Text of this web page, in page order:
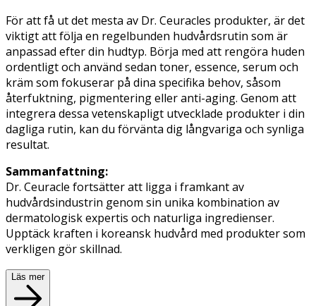
För att få ut det mesta av Dr. Ceuracles produkter, är det
viktigt att följa en regelbunden hudvårdsrutin som är
anpassad efter din hudtyp. Börja med att rengöra huden
ordentligt och använd sedan toner, essence, serum och
kräm som fokuserar på dina specifika behov, såsom
återfuktning, pigmentering eller anti-aging. Genom att
integrera dessa vetenskapligt utvecklade produkter i din
dagliga rutin, kan du förvänta dig långvariga och synliga
resultat.
Sammanfattning:
Dr. Ceuracle fortsätter att ligga i framkant av
hudvårdsindustrin genom sin unika kombination av
dermatologisk expertis och naturliga ingredienser.
Upptäck kraften i koreansk hudvård med produkter som
verkligen gör skillnad.
Läs mer